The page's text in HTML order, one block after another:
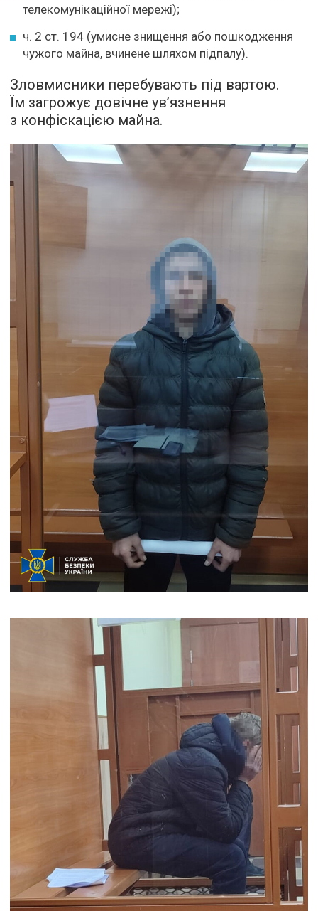
телекомунікаційної мережі);
ч. 2 ст. 194 (умисне знищення або пошкодження
чужого майна, вчинене шляхом підпалу).
Зловмисники перебувають під вартою.
Їм загрожує довічне ув’язнення
з конфіскацією майна.